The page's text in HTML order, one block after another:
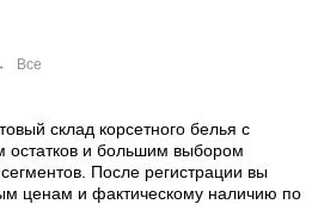
Все
склад корсетного белья с
и большим выбором
После регистрации вы
ценам и фактическому наличию по